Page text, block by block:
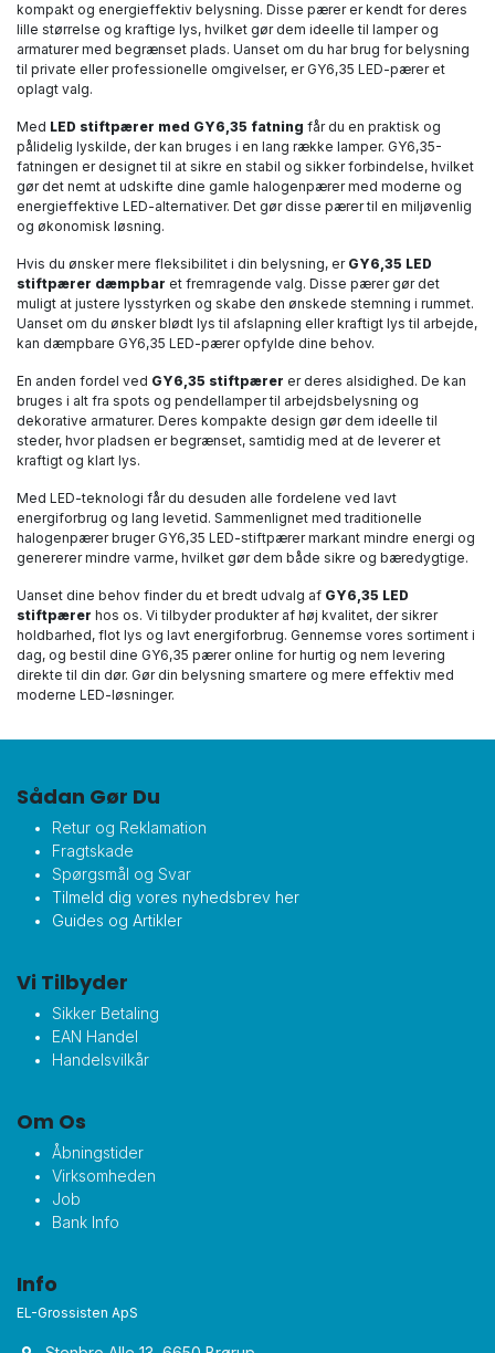
kompakt og energieffektiv belysning. Disse pærer er kendt for deres
lille størrelse og kraftige lys, hvilket gør dem ideelle til lamper og
armaturer med begrænset plads. Uanset om du har brug for belysning
til private eller professionelle omgivelser, er GY6,35 LED-pærer et
oplagt valg.
Med LED stiftpærer med GY6,35 fatning får du en praktisk og
pålidelig lyskilde, der kan bruges i en lang række lamper. GY6,35-
fatningen er designet til at sikre en stabil og sikker forbindelse, hvilket
gør det nemt at udskifte dine gamle halogenpærer med moderne og
energieffektive LED-alternativer. Det gør disse pærer til en miljøvenlig
og økonomisk løsning.
Hvis du ønsker mere fleksibilitet i din belysning, er GY6,35 LED
stiftpærer dæmpbar et fremragende valg. Disse pærer gør det
muligt at justere lysstyrken og skabe den ønskede stemning i rummet.
Uanset om du ønsker blødt lys til afslapning eller kraftigt lys til arbejde,
kan dæmpbare GY6,35 LED-pærer opfylde dine behov.
En anden fordel ved GY6,35 stiftpærer er deres alsidighed. De kan
bruges i alt fra spots og pendellamper til arbejdsbelysning og
dekorative armaturer. Deres kompakte design gør dem ideelle til
steder, hvor pladsen er begrænset, samtidig med at de leverer et
kraftigt og klart lys.
Med LED-teknologi får du desuden alle fordelene ved lavt
energiforbrug og lang levetid. Sammenlignet med traditionelle
halogenpærer bruger GY6,35 LED-stiftpærer markant mindre energi og
genererer mindre varme, hvilket gør dem både sikre og bæredygtige.
Uanset dine behov finder du et bredt udvalg af GY6,35 LED
stiftpærer hos os. Vi tilbyder produkter af høj kvalitet, der sikrer
holdbarhed, flot lys og lavt energiforbrug. Gennemse vores sortiment i
dag, og bestil dine GY6,35 pærer online for hurtig og nem levering
direkte til din dør. Gør din belysning smartere og mere effektiv med
moderne LED-løsninger.
Sådan Gør Du
Retur og Reklamation
Fragtskade
Spørgsmål og Svar
Tilmeld dig vores nyhedsbrev her
Guides og Artikler
Vi Tilbyder
Sikker Betaling
EAN Handel
Handelsvilkår
Om Os
Åbningstider
Virksomheden
Job
Bank Info
Info
EL-Grossisten ApS